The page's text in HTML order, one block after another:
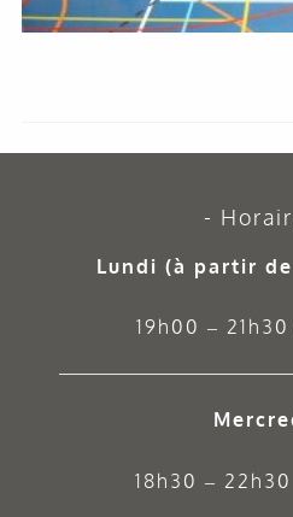
Lundi (à partir
19h00 –
18h30 –